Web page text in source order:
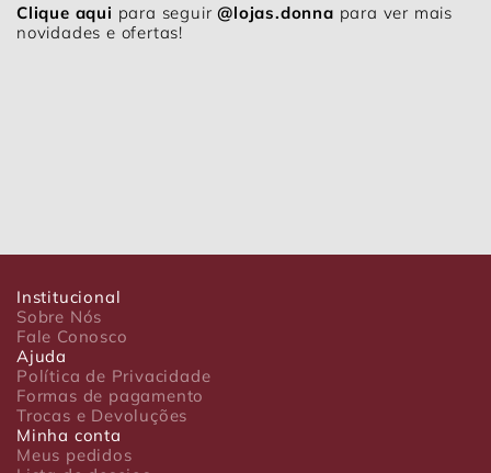
Clique aqui para seguir@lojas.donna para ver mais
novidades e ofertas!
Institucional
Sobre Nós
Fale Conosco
Ajuda
Política de Privacidade
Formas de pagamento
Trocas e Devoluções
Minha conta
Meus pedidos